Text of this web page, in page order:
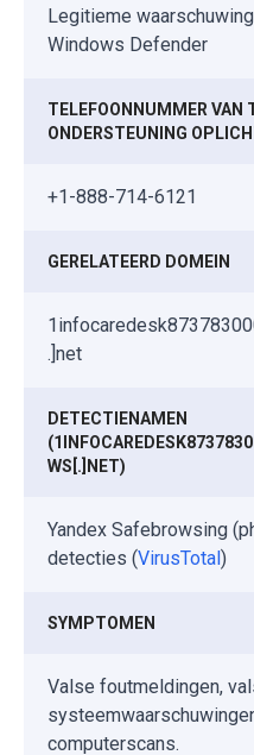
Legitieme
Windows Defender
TELEFOONNUMMER VAN
ONDERSTEUNING
+1-888-714-6121
GERELATEERD DOMEIN
.]net
DETECTIENAMEN
WS[.]NET)
Yandex Safebrowsing
detecties (VirusTotal)
SYMPTOMEN
Valse foutmeldingen,
computerscans.